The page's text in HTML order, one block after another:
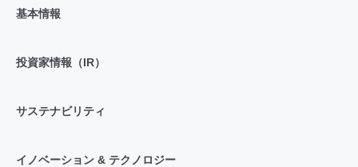
基本情報
投資家情報（IR）
サステナビリティ
イノベーション & テクノロジー